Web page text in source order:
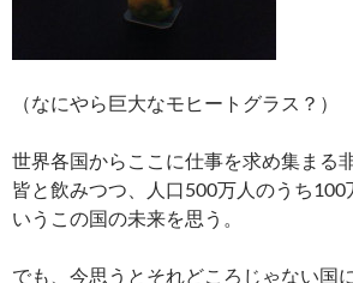
（なにやら巨大なモヒートグラス？）
世界各国からここに仕事を求め集まる
皆と飲みつつ、人口500万人のうち100
いうこの国の未来を思う。
でも、今思うとそれどころじゃない国